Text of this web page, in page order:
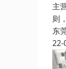
主
则
东
22-